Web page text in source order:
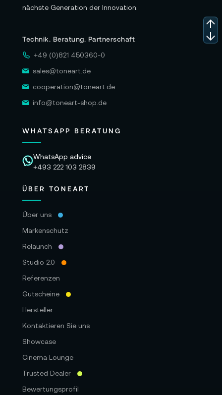
nächste Generation der Innovation.
Technik. Beratung. Partnerschaft
+49 (0)821 450360-0
sales@toneart.de
cooperation@toneart.de
info@toneart-shop.de
WHATSAPP BERATUNG
WhatsApp advice
+493 222 103 2839
ÜBER TONEART
Über uns
Markenschutz
Relaunch
Studio 2.0
Referenzen
Gutscheine
Hersteller
Kontaktieren Sie uns
Showcase
Cinema Lounge
Trusted Dealer
Bewertungsprofil